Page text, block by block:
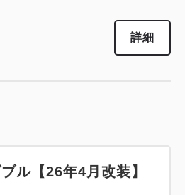
詳細
ル【26年4月改装】